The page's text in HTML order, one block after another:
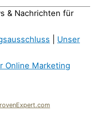
& Nachrichten für
Unser
Online Marketing